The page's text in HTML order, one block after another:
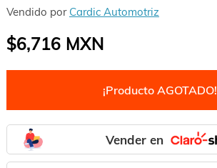
Vendido por Cardic Automotriz
$6,716MXN
¡Producto AGOTADO!
Vender en